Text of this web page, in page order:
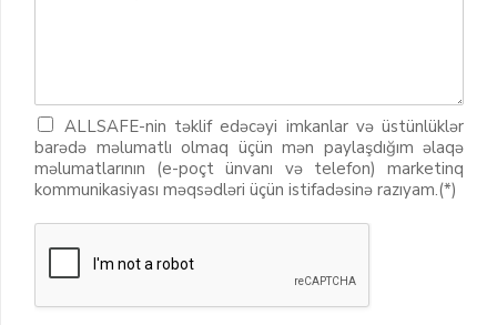
ALLSAFE-nin təklif edəcəyi imkanlar və üstünlüklər
barədə məlumatlı olmaq üçün mən paylaşdığım əlaqə
məlumatlarının (e-poçt ünvanı və telefon) marketinq
kommunikasiyası məqsədləri üçün istifadəsinə razıyam.(*)